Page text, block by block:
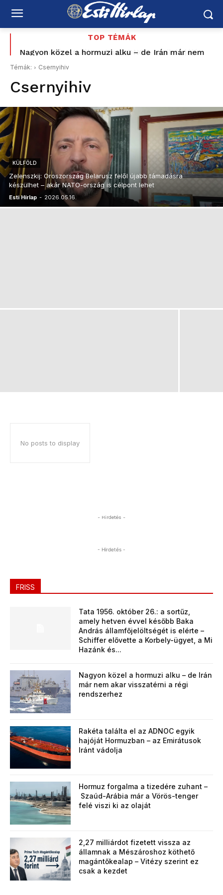
TOP TÉMÁK
Nagyon közel a hormuzi alku – de Irán már nem
akar visszatérni a régi rendszerhez
Rakéta találta el az ADNOC egyik hajóját
Hormuzban – az Emirátusok Iránt vádolja
Témák: Csernyihiv
Csernyihiv
KÜLFÖLD
Zelenszkij: Oroszország Belarusz felől újabb támadásra
készülhet – akár NATO-ország is célpont lehet
Esti Hírlap - 2026.05.16.
No posts to display
- Hirdetés -
- Hirdetés -
FRISS
Tata 1956. október 26.: a sortűz,
amely hetven évvel később Baka
András államfőjelöltségét is elérte –
Schiffer elővette a Korbely-ügyet, a Mi
Hazánk és...
Nagyon közel a hormuzi alku – de Irán
már nem akar visszatérni a régi
rendszerhez
Rakéta találta el az ADNOC egyik
hajóját Hormuzban – az Emirátusok
Iránt vádolja
Hormuz forgalma a tizedére zuhant –
Szaúd-Arábia már a Vörös-tenger
felé viszi ki az olaját
2,27 milliárdot fizetett vissza az
államnak a Mészároshoz köthető
magántőkealap – Vitézy szerint ez
csak a kezdet